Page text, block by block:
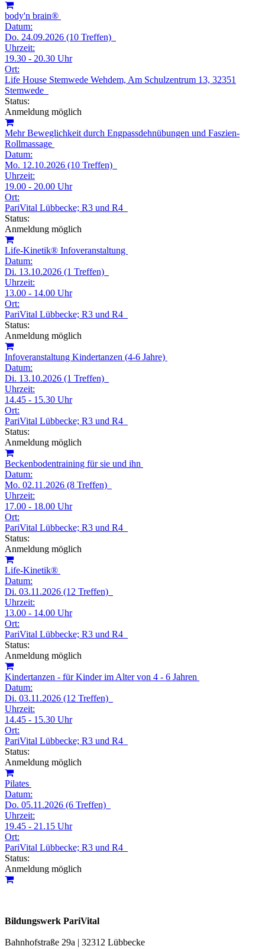
body'n brain®
Datum:
Do. 24.09.2026 (10 Treffen)
Uhrzeit:
19.30 - 20.30 Uhr
Ort:
Life House Stemwede Wehdem, Am Schulzentrum 13, 32351
Stemwede
Status:
Anmeldung möglich
Mehr Beweglichkeit durch Engpassdehnübungen und Faszien-
Rollmassage
Datum:
Mo. 12.10.2026 (10 Treffen)
Uhrzeit:
19.00 - 20.00 Uhr
Ort:
PariVital Lübbecke; R3 und R4
Status:
Anmeldung möglich
Life-Kinetik® Infoveranstaltung
Datum:
Di. 13.10.2026 (1 Treffen)
Uhrzeit:
13.00 - 14.00 Uhr
Ort:
PariVital Lübbecke; R3 und R4
Status:
Anmeldung möglich
Infoveranstaltung Kindertanzen (4-6 Jahre)
Datum:
Di. 13.10.2026 (1 Treffen)
Uhrzeit:
14.45 - 15.30 Uhr
Ort:
PariVital Lübbecke; R3 und R4
Status:
Anmeldung möglich
Beckenbodentraining für sie und ihn
Datum:
Mo. 02.11.2026 (8 Treffen)
Uhrzeit:
17.00 - 18.00 Uhr
Ort:
PariVital Lübbecke; R3 und R4
Status:
Anmeldung möglich
Life-Kinetik®
Datum:
Di. 03.11.2026 (12 Treffen)
Uhrzeit:
13.00 - 14.00 Uhr
Ort:
PariVital Lübbecke; R3 und R4
Status:
Anmeldung möglich
Kindertanzen - für Kinder im Alter von 4 - 6 Jahren
Datum:
Di. 03.11.2026 (12 Treffen)
Uhrzeit:
14.45 - 15.30 Uhr
Ort:
PariVital Lübbecke; R3 und R4
Status:
Anmeldung möglich
Pilates
Datum:
Do. 05.11.2026 (6 Treffen)
Uhrzeit:
19.45 - 21.15 Uhr
Ort:
PariVital Lübbecke; R3 und R4
Status:
Anmeldung möglich
Bildungswerk PariVital
Bahnhofstraße 29a | 32312 Lübbecke